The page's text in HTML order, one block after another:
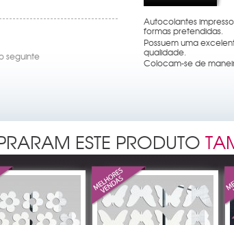
seguinte
Autocolantes
formas pretendidas.
Possuem uma
qualidade.
Colocam-se de
ESTE PRODUTO